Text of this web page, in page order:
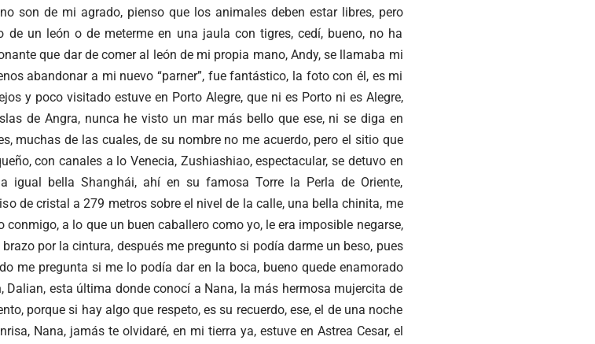
son de mi agrado, pienso que los animales deben estar libres, pero
un león o de meterme en una jaula con tigres, cedí, bueno, no ha
que dar de comer al león de mi propia mano, Andy, se llamaba mi
abandonar a mi nuevo “parner”, fue fantástico, la foto con él, es mi
y poco visitado estuve en Porto Alegre, que ni es Porto ni es Alegre,
de Angra, nunca he visto un mar más bello que ese, ni se diga en
muchas de las cuales, de su nombre no me acuerdo, pero el sitio que
con canales a lo Venecia, Zushiashiao, espectacular, se detuvo en
igual bella Shanghái, ahí en su famosa Torre la Perla de Oriente,
de cristal a 279 metros sobre el nivel de la calle, una bella chinita, me
a lo que un buen caballero como yo, le era imposible negarse,
por la cintura, después me pregunto si podía darme un beso, pues
me pregunta si me lo podía dar en la boca, bueno quede enamorado
Dalian, esta última donde conocí a Nana, la más hermosa mujercita de
porque si hay algo que respeto, es su recuerdo, ese, el de una noche
Nana, jamás te olvidaré, en mi tierra ya, estuve en Astrea Cesar, el